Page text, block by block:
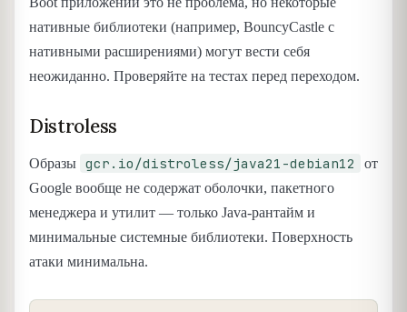
нативные библиотеки (например, BouncyCastle с
нативными расширениями) могут вести себя
неожиданно. Проверяйте на тестах перед переходом.
Distroless
Образы gcr.io/distroless/java21-debian12
от
Google вообще не содержат оболочки, пакетного
менеджера и утилит — только Java-рантайм и
минимальные системные библиотеки. Поверхность
атаки минимальна.